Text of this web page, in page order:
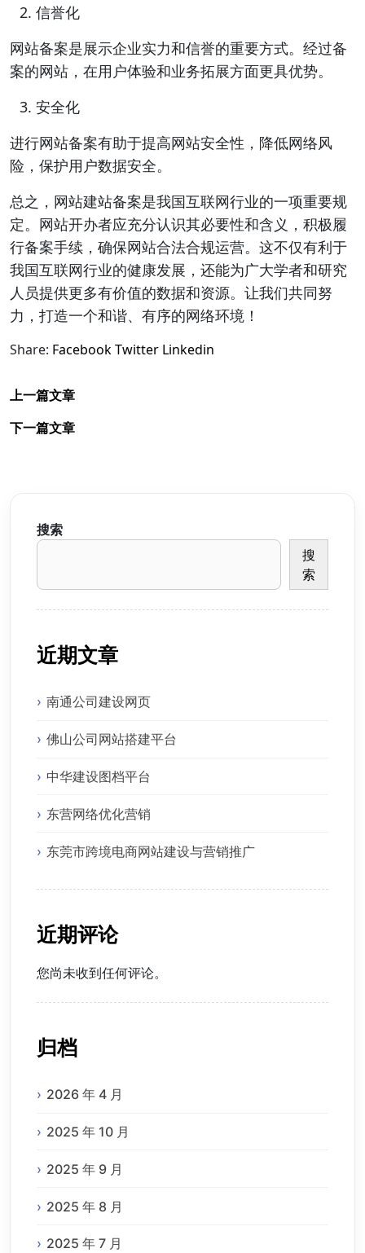
信誉化
网站备案是展示企业实力和信誉的重要方式。经过备
案的网站，在用户体验和业务拓展方面更具优势。
安全化
进行网站备案有助于提高网站安全性，降低网络风
险，保护用户数据安全。
总之，网站建站备案是我国互联网行业的一项重要规
定。网站开办者应充分认识其必要性和含义，积极履
行备案手续，确保网站合法合规运营。这不仅有利于
我国互联网行业的健康发展，还能为广大学者和研究
人员提供更多有价值的数据和资源。让我们共同努
力，打造一个和谐、有序的网络环境！
Share: FacebookTwitter Linkedin
上一篇文章
下一篇文章
搜索
搜
索
近期文章
南通公司建设网页
佛山公司网站搭建平台
中华建设图档平台
东营网络优化营销
东莞市跨境电商网站建设与营销推广
近期评论
您尚未收到任何评论。
归档
2026 年 4 月
2025 年 10 月
2025 年 9 月
2025 年 8 月
2025 年 7 月